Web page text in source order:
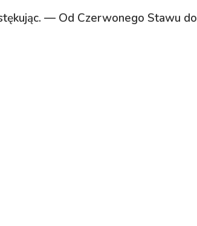
— Od Czerwonego Stawu do